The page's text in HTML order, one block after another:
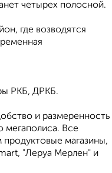
четырех полосной.
где возводятся
РКБ, ДРКБ.
и размеренность
мегаполиса. Все
магазины,
"Леруа Мерлен" и